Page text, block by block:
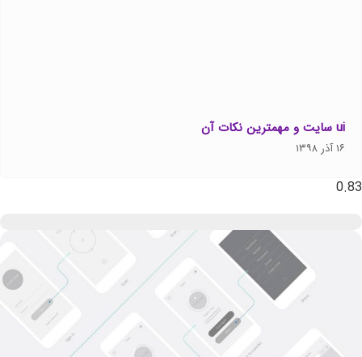
ui سایت و مهمترین نکات آن
۱۶ آذر ۱۳۹۸